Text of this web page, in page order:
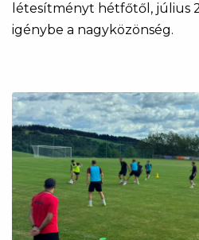
létesítményt hétfőtől, július
igénybe a nagyközönség.